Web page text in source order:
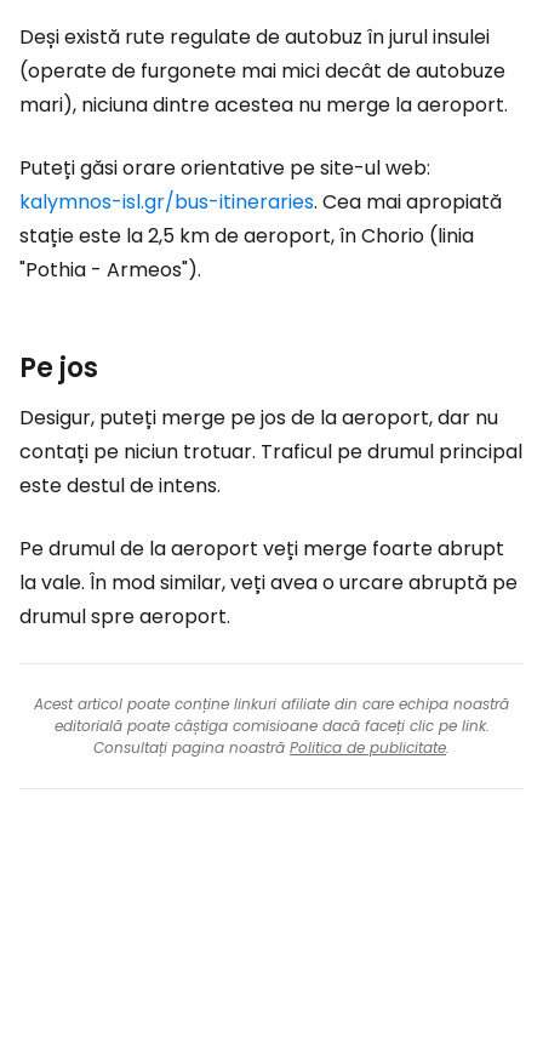
Deși există rute regulate de autobuz în jurul insulei
(operate de furgonete mai mici decât de autobuze
mari), niciuna dintre acestea nu merge la aeroport.
Puteți găsi orare orientative pe site-ul web:
kalymnos-isl.gr/bus-itineraries. Cea mai apropiată
stație este la 2,5 km de aeroport, în Chorio (linia
"Pothia - Armeos").
Pe jos
Desigur, puteți merge pe jos de la aeroport, dar nu
contați pe niciun trotuar. Traficul pe drumul principal
este destul de intens.
Pe drumul de la aeroport veți merge foarte abrupt
la vale. În mod similar, veți avea o urcare abruptă pe
drumul spre aeroport.
Acest articol poate conține linkuri afiliate din care echipa noastră
editorială poate câștiga comisioane dacă faceți clic pe link.
Consultați pagina noastră Politica de publicitate.